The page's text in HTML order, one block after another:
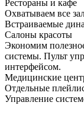
Рестораны и кафе
Охватываем все
Встраиваемые
Салоны красоты
Экономим
системы. Пульт
интерфейсом.
Медицинские
Отдельные
Управление